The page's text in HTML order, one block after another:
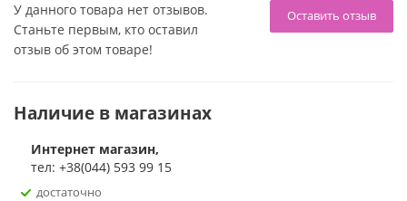
Оставить отзыв
У данного товара нет отзывов.
Станьте первым, кто оставил
отзыв об этом товаре!
Наличие в магазинах
Интернет магазин,
тел: +38(044) 593 99 15
достаточно